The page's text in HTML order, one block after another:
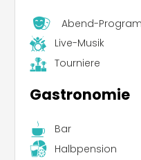
Abend-
Live-Musik
Tourniere
Gastronomie
Bar
Halbpension